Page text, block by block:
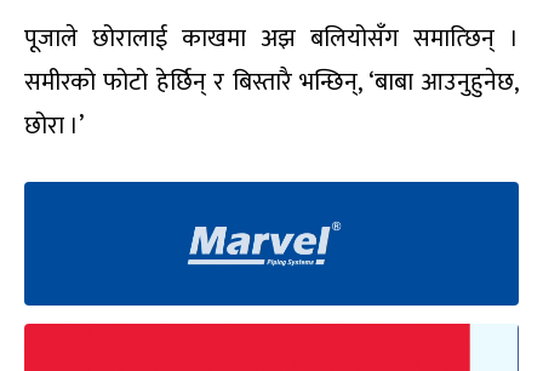
पूजाले छोरालाई काखमा अझ बलियोसँग समात्छिन् ।
समीरको फोटो हेर्छिन् र बिस्तारै भन्छिन्, ‘बाबा आउनुहुनेछ,
छोरा ।’